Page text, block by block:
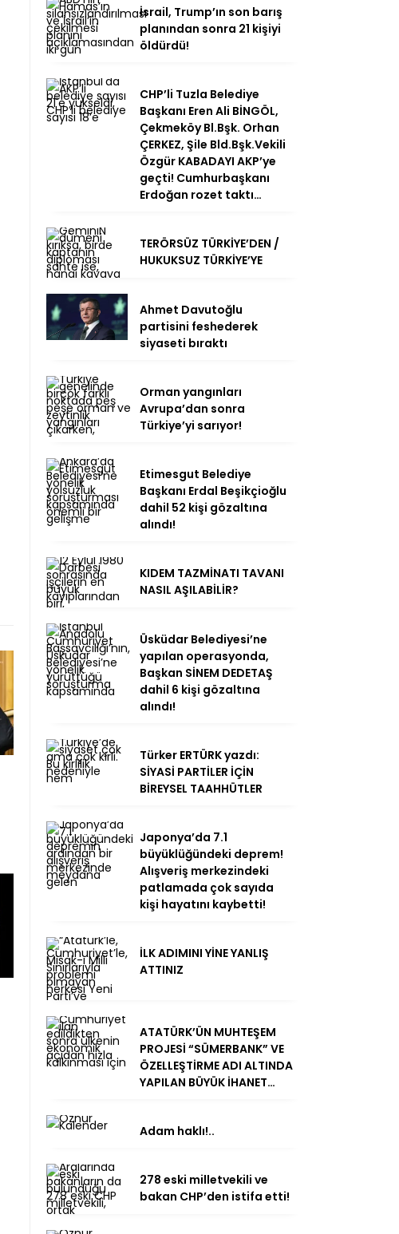
İsrail, Trump’ın son barış
planından sonra 21 kişiyi
öldürdü!
CHP’li Tuzla Belediye
Başkanı Eren Ali BİNGÖL,
Çekmeköy Bl.Bşk. Orhan
ÇERKEZ, Şile Bld.Bşk.Vekili
Özgür KABADAYI AKP’ye
geçti! Cumhurbaşkanı
Erdoğan rozet taktı…
TERÖRSÜZ TÜRKİYE’DEN /
HUKUKSUZ TÜRKİYE’YE
Ahmet Davutoğlu
partisini feshederek
siyaseti bıraktı
Orman yangınları
Avrupa’dan sonra
Türkiye’yi sarıyor!
Etimesgut Belediye
Başkanı Erdal Beşikçioğlu
dahil 52 kişi gözaltına
alındı!
KIDEM TAZMİNATI TAVANI
NASIL AŞILABİLİR?
Üsküdar Belediyesi’ne
yapılan operasyonda,
Başkan SİNEM DEDETAŞ
dahil 6 kişi gözaltına
alındı!
Türker ERTÜRK yazdı:
SİYASİ PARTİLER İÇİN
BİREYSEL TAAHHÜTLER
Japonya’da 7.1
büyüklüğündeki deprem!
Alışveriş merkezindeki
patlamada çok sayıda
kişi hayatını kaybetti!
İLK ADIMINI YİNE YANLIŞ
ATTINIZ
ATATÜRK’ÜN MUHTEŞEM
PROJESİ “SÜMERBANK” VE
ÖZELLEŞTİRME ADI ALTINDA
YAPILAN BÜYÜK İHANET…
Adam haklı!..
278 eski milletvekili ve
bakan CHP’den istifa etti!